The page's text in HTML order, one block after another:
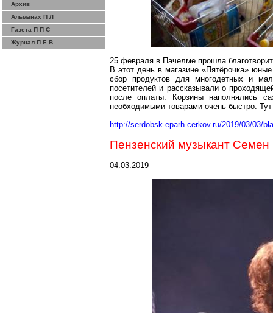
Архив
Альманах П Л
Газета П П С
Журнал П Е В
25 февраля в Пачелме прошла
В этот день в магазине «Пятёрочка»
сбор продуктов для многодетных и
посетителей и рассказывали о
после оплаты. Корзины наполнялись
необходимыми товарами очень быстро.
http://serdobsk-eparh.cerkov.ru/2019/03/03/
Пензенский музыкант Семен
04.03.2019